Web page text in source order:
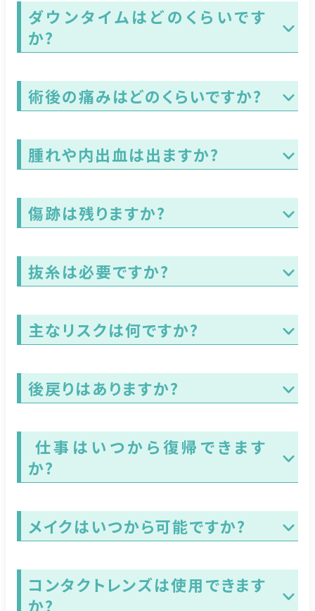
ダウンタイムはどのくらいです
か?
術後の痛みはどのくらいですか?
腫れや内出血は出ますか?
傷跡は残りますか?
抜糸は必要ですか?
主なリスクは何ですか?
後戻りはありますか?
仕事はいつから復帰できます
か?
メイクはいつから可能ですか?
コンタクトレンズは使用できます
か?